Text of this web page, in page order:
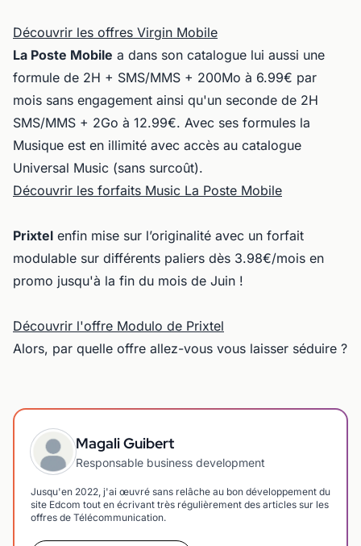
Découvrir les offres Virgin Mobile
La Poste Mobile a dans son catalogue lui aussi une
formule de 2H + SMS/MMS + 200Mo à 6.99€ par
mois sans engagement ainsi qu'un seconde de 2H
SMS/MMS + 2Go à 12.99€. Avec ses formules la
Musique est en illimité avec accès au catalogue
Universal Music (sans surcoût).
Découvrir les forfaits Music La Poste Mobile
Prixtel enfin mise sur l’originalité avec un forfait
modulable sur différents paliers dès 3.98€/mois en
promo jusqu'à la fin du mois de Juin !
Découvrir l'offre Modulo de Prixtel
Alors, par quelle offre allez-vous vous laisser séduire ?
Magali Guibert
Responsable business development
Jusqu'en 2022, j'ai œuvré sans relâche au bon développement du
site Edcom tout en écrivant très régulièrement des articles sur les
offres de Télécommunication.